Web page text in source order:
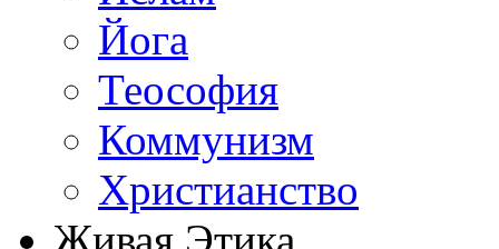
Йога
Теософия
Коммунизм
Христианство
Живая Этика